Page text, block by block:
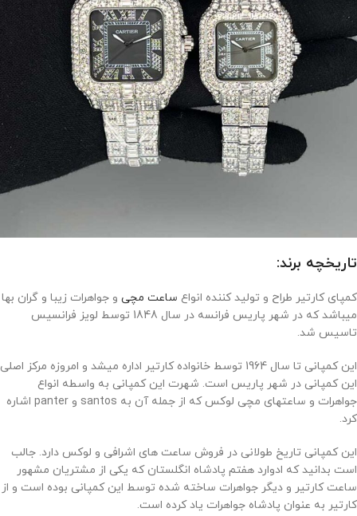
تاریخچه برند:
کمپای کارتیر طراح و تولید کننده انواع ساعت مچی و جواهرات زیبا و گران بها
میباشد که در شهر پاریس فرانسه در سال 1848 توسط لویز فرانسیس
تاسیس شد.
این کمپانی تا سال 1964 توسط خانواده کارتیر اداره میشد و امروزه مرکز اصلی
این کمپانی در شهر پاریس است. شهرت این کمپانی به واسطه انواع
جواهرات و ساعتهای مچی لوکس که از جمله آن به santos و panter اشاره
کرد.
این کمپانی تاریخ طولانی در فروش ساعت های اشرافی و لوکس دارد. جالب
است بدانید که ادوارد هفتم پادشاه انگلستان که یکی از مشتریان مشهور
ساعت کارتیر و دیگر جواهرات ساخته شده توسط این کمپانی بوده است و از
کارتیر به عنوان پادشاه جواهرات یاد کرده است.